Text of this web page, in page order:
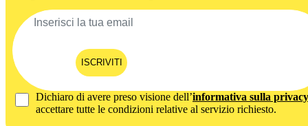
ISCRIVITI
Dichiaro di avere preso visione dell’informativa sulla privacy
accettare tutte le condizioni relative al servizio richiesto.